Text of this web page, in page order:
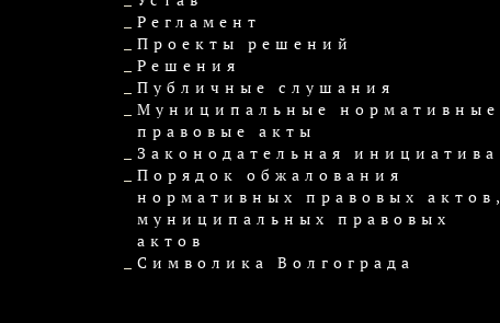
Регламент
Проекты решений
Решения
Публичные слушания
Муниципальные нормативные
правовые акты
Законодательная инициатива
Порядок обжалования
нормативных правовых актов,
муниципальных правовых
актов
Символика Волгограда